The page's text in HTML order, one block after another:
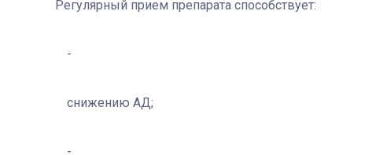
Регулярный прием препарата способствует:
снижению АД;